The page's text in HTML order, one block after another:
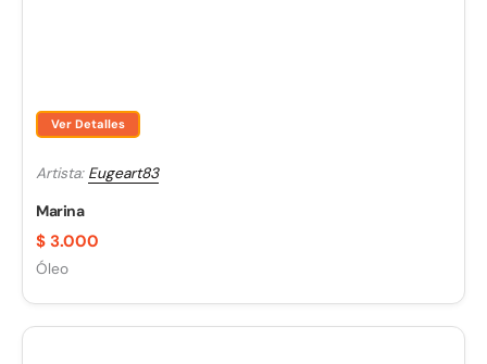
Ver Detalles
Artista: Eugeart83
Marina
$ 3.000
Óleo